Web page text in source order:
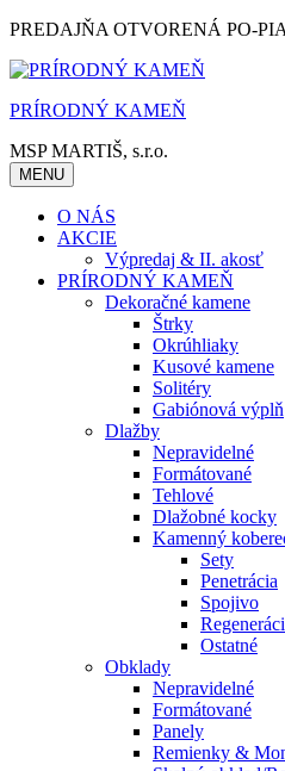
Skip
content
PREDAJŇA OTVORENÁ PO-
PRÍRODNÝ KAMEŇ
MSP MARTIŠ, s.r.o.
MENU
O NÁS
AKCIE
Výpredaj & II. akosť
PRÍRODNÝ KAMEŇ
Dekoračné kamene
Štrky
Okrúhliaky
Kusové kamene
Solitéry
Gabiónová výplň
Dlažby
Nepravidelné
Formátované
Tehlové
Dlažobné kocky
Kamenný
Sety
Penetrácia
Spojivo
Ostatné
Obklady
Nepravidelné
Formátované
Panely
Remienky &